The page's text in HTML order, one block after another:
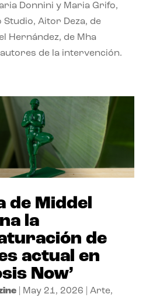
Donnini y Maria Grifo,
Studio, Aitor Deza, de
Hernández, de Mha
de la intervención.
de Middel
la
de
actual en
Now’
| May 21, 2026 Arte,